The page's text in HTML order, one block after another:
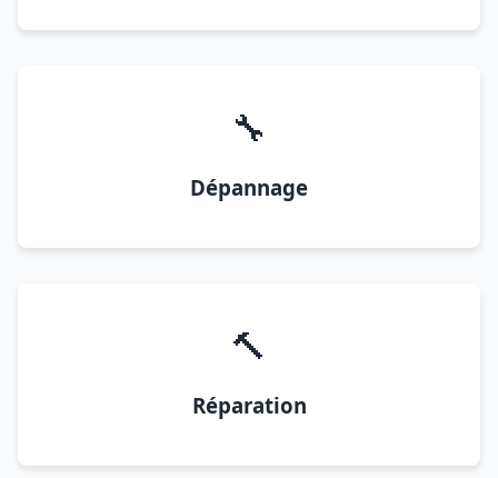
🔧
Dépannage
🔨
Réparation